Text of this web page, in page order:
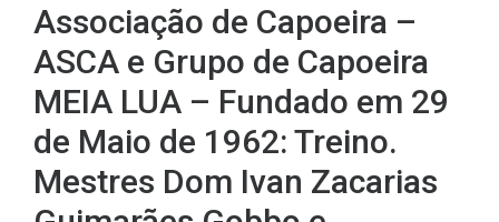
Associação de Capoeira –
ASCA e Grupo de Capoeira
MEIA LUA – Fundado em 29
de Maio de 1962: Treino.
Mestres Dom Ivan Zacarias